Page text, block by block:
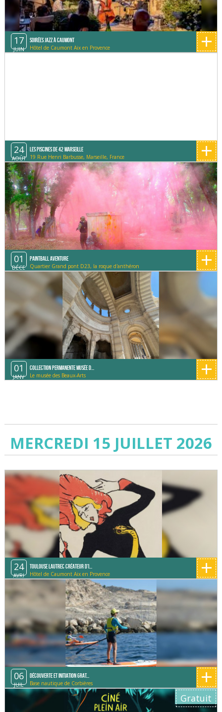
17
JUIN
Soirées Jazz à Caumont
Hôtel de Caumont Aix en Provence +
24
AOÛT
Les Piscines de 42 Marseille
19 Rue Henri Barbusse, Marseille, France +
01
DÉCE
Paintball Aventure
Quartier Grand pont D23, la roque d'anthéron +
01
JANV
Collection permanente Musée d...
Le musée des Beaux-Arts +
MERCREDI 15 JUILLET 2026
24
AVRI
Toulouse Lautrec créateur d'i...
Hôtel de Caumont Aix en Provence +
06
JUIL
Découverte et initiation grat...
Base nautique de Corbières +
Gratuit